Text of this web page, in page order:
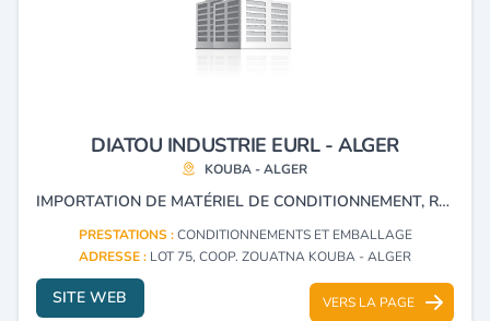
DIATOU INDUSTRIE EURL - ALGER
KOUBA - ALGER
IMPORTATION DE MATÉRIEL DE CONDITIONNEMENT, REPRÉSENTANT DE LA MARQUE CDA FRANCE.
PRESTATIONS :CONDITIONNEMENTS ET EMBALLAGE
ADRESSE : LOT 75, COOP. ZOUATNA KOUBA - ALGER
SITE WEB VERS LA PAGE